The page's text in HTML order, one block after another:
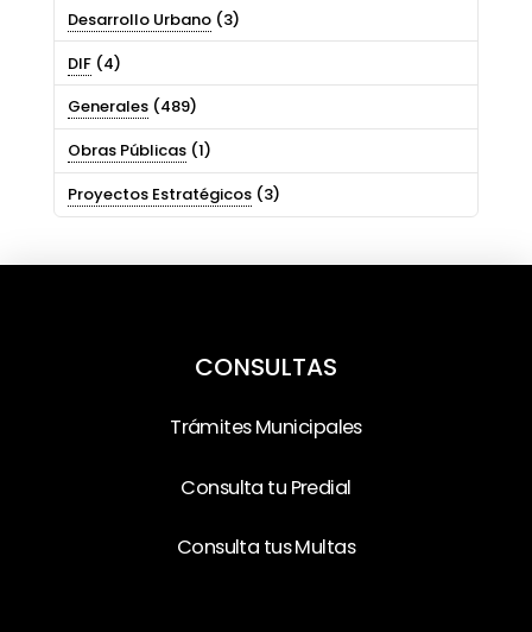
Desarrollo Urbano(3)
DIF(4)
Generales(489)
Obras Públicas(1)
Proyectos Estratégicos(3)
CONSULTAS
Trámites Municipales
Consulta tu Predial
Consulta tus Multas